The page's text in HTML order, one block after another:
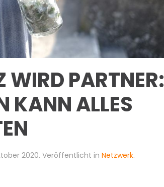
WIRD PARTNER:
KANN ALLES
2020. Veröffentlicht in Netzwerk.